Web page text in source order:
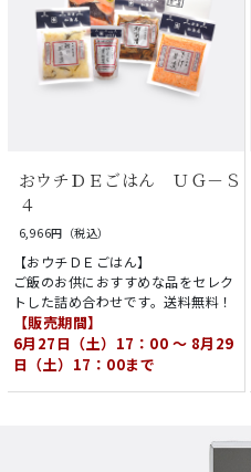
おウチＤＥごはん ＵＧ－Ｓ
４
6,966円（税込）
【おウチＤＥごはん】
ご飯のお供におすすめな品をセレク
トした詰め合わせです。送料無料！
【販売期間】
6月27日（土）17：00 ～ 8月29
日（土）17：00まで